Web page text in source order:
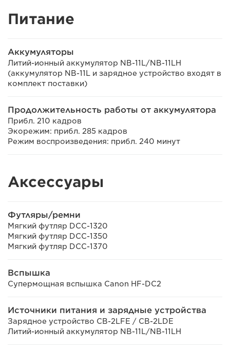
Питание
Аккумуляторы
Литий-ионный аккумулятор NB-11L/NB-11LH
(аккумулятор NB-11L и зарядное устройство входят в
комплект поставки)
Продолжительность работы от аккумулятора
Прибл. 210 кадров
Экорежим: прибл. 285 кадров
Режим воспроизведения: прибл. 240 минут
Аксессуары
Футляры/ремни
Мягкий футляр DCC-1320
Мягкий футляр DCC-1350
Мягкий футляр DCC-1370
Вспышка
Супермощная вспышка Canon HF-DC2
Источники питания и зарядные устройства
Зарядное устройство CB-2LFE / CB-2LDE
Литий-ионный аккумулятор NB-11L/NB-11LH